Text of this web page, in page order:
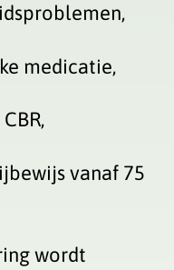
medicatie,
vanaf 75
wordt